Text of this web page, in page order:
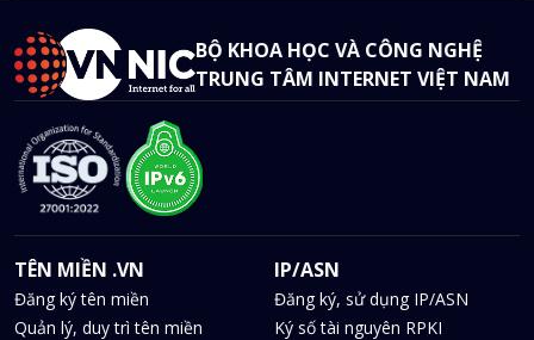
BỘ KHOA HỌC VÀ CÔNG NGHỆ
TRUNG TÂM INTERNET VIỆT NAM
TÊN MIỀN .VN
Đăng ký tên miền
Quản lý, duy trì tên miền
IP/ASN
Đăng ký, sử dụng IP/ASN
Ký số tài nguyên RPKI